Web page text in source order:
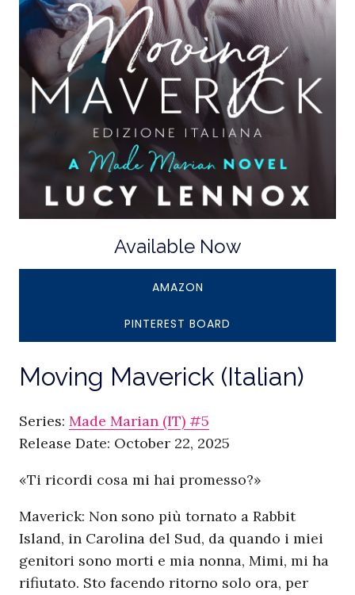
Available Now
AMAZON
PINTEREST BOARD
Moving Maverick (Italian)
Series: Made Marian (IT) #5
Release Date: October 22, 2025
«Ti ricordi cosa mi hai promesso?»
Maverick: Non sono più tornato a Rabbit
Island, in Carolina del Sud, da quando i miei
genitori sono morti e mia nonna, Mimi, mi ha
rifiutato. Sto facendo ritorno solo ora, per